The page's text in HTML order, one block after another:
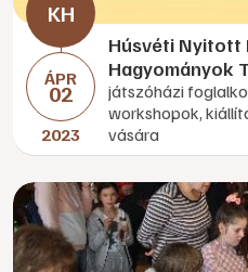
ÁPR
02
2023
Húsvéti Nyitott
Hagyományok
játszóházi
workshopok,
vására